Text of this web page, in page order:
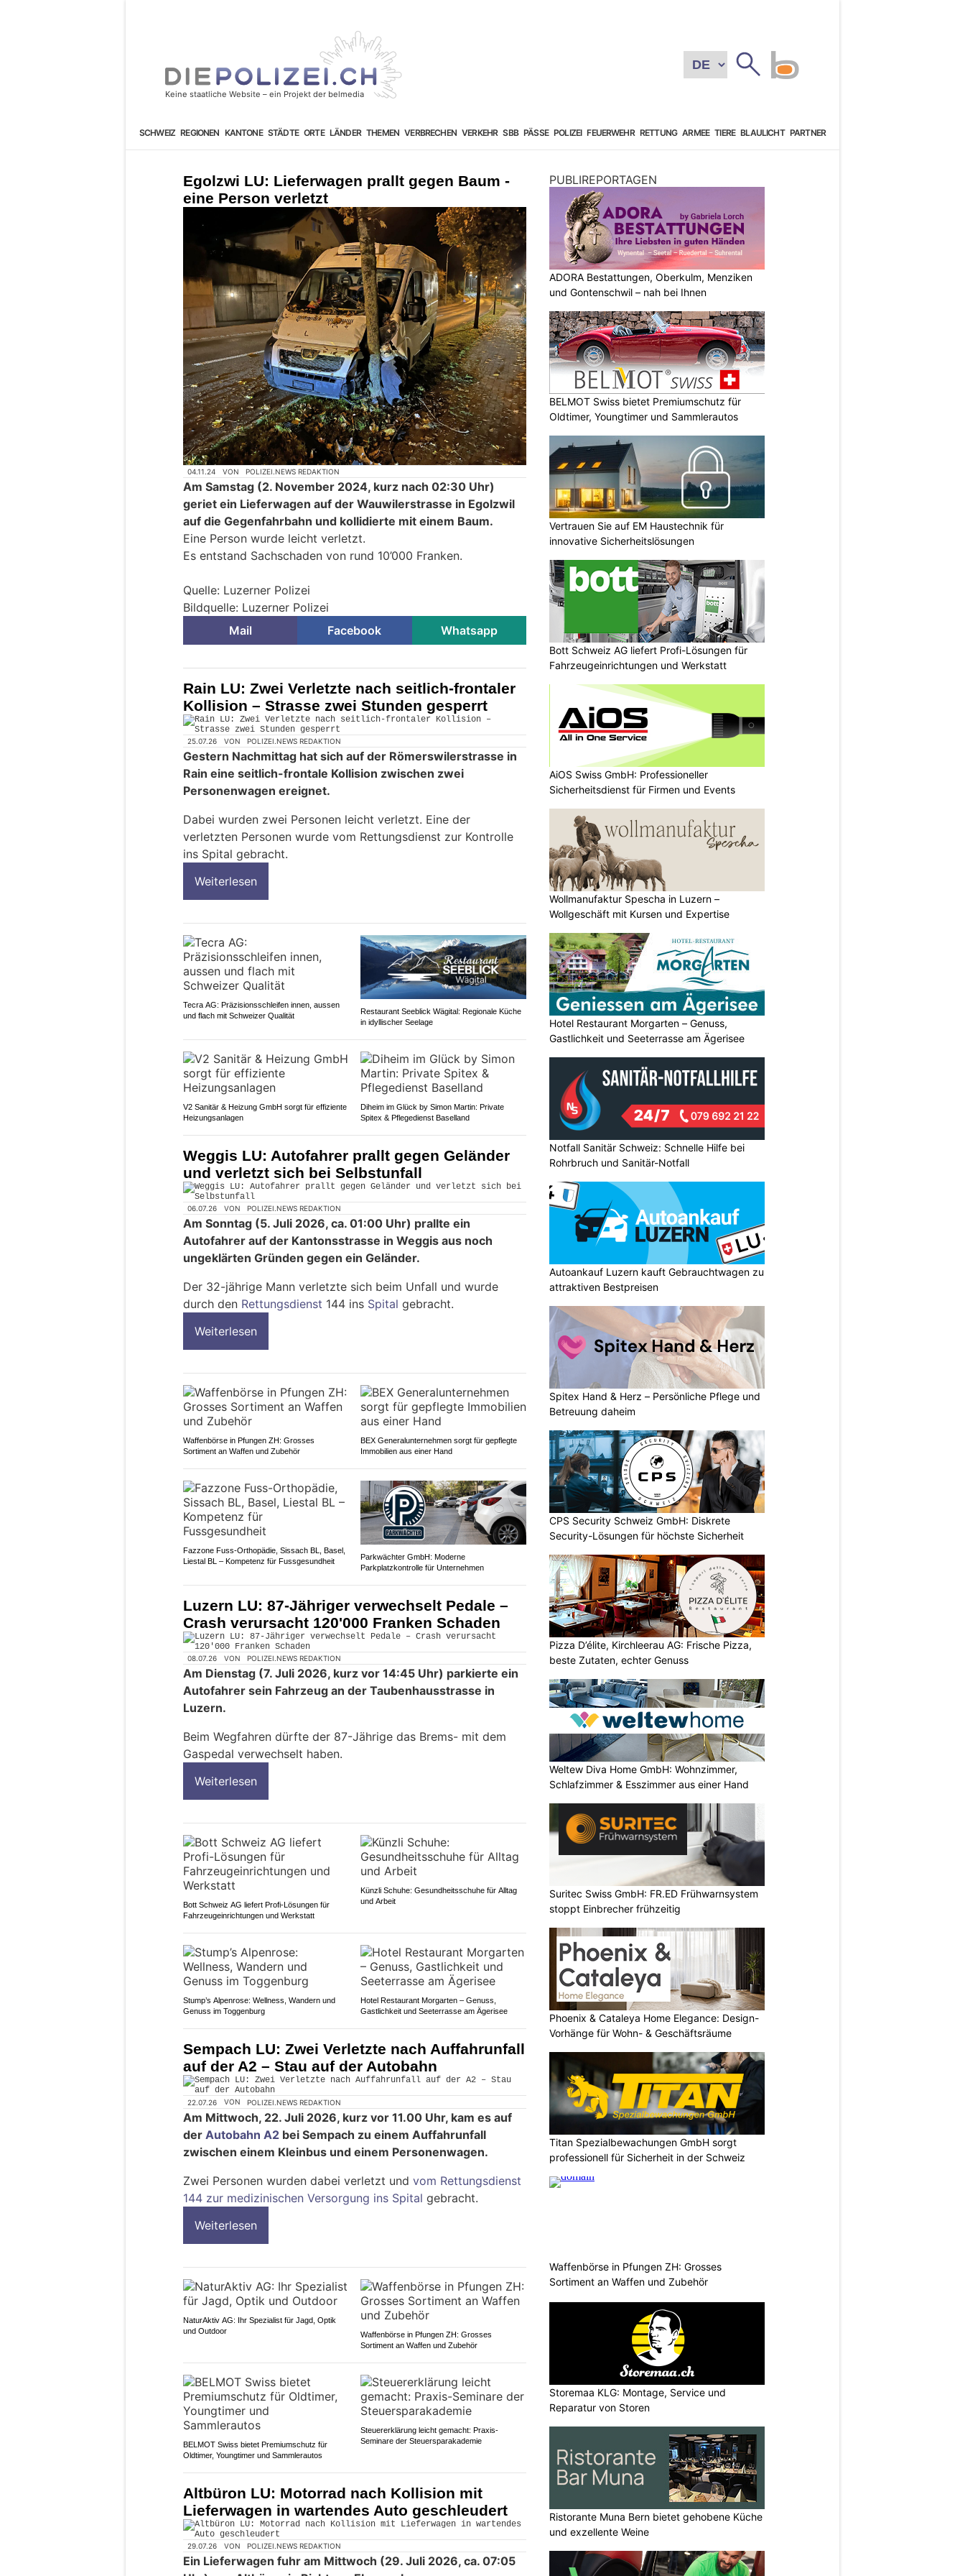
SCHWEIZ REGIONEN KANTONE STÄDTE ORTE LÄNDER THEMEN VERBRECHEN VERKEHR SBB PÄSSE POLIZEI FEUERWEHR RETTUNG ARMEE TIERE BLAULICHT PARTNER
Egolzwi LU: Lieferwagen prallt gegen Baum -
eine Person verletzt
04.11.24 VON POLIZEI.NEWS REDAKTION
Am Samstag (2. November 2024, kurz nach 02:30 Uhr)
geriet ein Lieferwagen auf der Wauwilerstrasse in Egolzwil
auf die Gegenfahrbahn und kollidierte mit einem Baum.
Eine Person wurde leicht verletzt.
Es entstand Sachschaden von rund 10’000 Franken.
Quelle: Luzerner Polizei
Bildquelle: Luzerner Polizei
Mail
Facebook Whatsapp
Rain LU: Zwei Verletzte nach seitlich-frontaler
Kollision – Strasse zwei Stunden gesperrt
25.07.26 VON POLIZEI.NEWS REDAKTION
Gestern Nachmittag hat sich auf der Römerswilerstrasse in
Rain eine seitlich-frontale Kollision zwischen zwei
Personenwagen ereignet.
Dabei wurden zwei Personen leicht verletzt. Eine der
verletzten Personen wurde vom Rettungsdienst zur Kontrolle
ins Spital gebracht.
Weiterlesen
Tecra AG: Präzisionsschleifen innen, aussen
und flach mit Schweizer Qualität
Restaurant Seeblick Wägital: Regionale Küche
in idyllischer Seelage
V2 Sanitär & Heizung GmbH sorgt für effiziente
Heizungsanlagen
Diheim im Glück by Simon Martin: Private
Spitex & Pflegedienst Baselland
Weggis LU: Autofahrer prallt gegen Geländer
und verletzt sich bei Selbstunfall
06.07.26 VON POLIZEI.NEWS REDAKTION
Am Sonntag (5. Juli 2026, ca. 01:00 Uhr) prallte ein
Autofahrer auf der Kantonsstrasse in Weggis aus noch
ungeklärten Gründen gegen ein Geländer.
Der 32-jährige Mann verletzte sich beim Unfall und wurde
durch den Rettungsdienst 144 ins Spital gebracht.
Weiterlesen
Waffenbörse in Pfungen ZH: Grosses
Sortiment an Waffen und Zubehör
BEX Generalunternehmen sorgt für gepflegte
Immobilien aus einer Hand
Fazzone Fuss-Orthopädie, Sissach BL, Basel,
Liestal BL – Kompetenz für Fussgesundheit
Parkwächter GmbH: Moderne
Parkplatzkontrolle für Unternehmen
Luzern LU: 87-Jähriger verwechselt Pedale –
Crash verursacht 120'000 Franken Schaden
08.07.26 VON POLIZEI.NEWS REDAKTION
Am Dienstag (7. Juli 2026, kurz vor 14:45 Uhr) parkierte ein
Autofahrer sein Fahrzeug an der Taubenhausstrasse in
Luzern.
Beim Wegfahren dürfte der 87-Jährige das Brems- mit dem
Gaspedal verwechselt haben.
Weiterlesen
Bott Schweiz AG liefert Profi-Lösungen für
Fahrzeugeinrichtungen und Werkstatt
Künzli Schuhe: Gesundheitsschuhe für Alltag
und Arbeit
Stump’s Alpenrose: Wellness, Wandern und
Genuss im Toggenburg
Hotel Restaurant Morgarten – Genuss,
Gastlichkeit und Seeterrasse am Ägerisee
Sempach LU: Zwei Verletzte nach Auffahrunfall
auf der A2 – Stau auf der Autobahn
22.07.26 VON POLIZEI.NEWS REDAKTION
Am Mittwoch, 22. Juli 2026, kurz vor 11.00 Uhr, kam es auf
der Autobahn A2 bei Sempach zu einem Auffahrunfall
zwischen einem Kleinbus und einem Personenwagen.
Zwei Personen wurden dabei verletzt und vom Rettungsdienst
144 zur medizinischen Versorgung ins Spital gebracht.
Weiterlesen
NaturAktiv AG: Ihr Spezialist für Jagd, Optik
und Outdoor
Waffenbörse in Pfungen ZH: Grosses
Sortiment an Waffen und Zubehör
BELMOT Swiss bietet Premiumschutz für
Oldtimer, Youngtimer und Sammlerautos
Steuererklärung leicht gemacht: Praxis-
Seminare der Steuersparakademie
Altbüron LU: Motorrad nach Kollision mit
Lieferwagen in wartendes Auto geschleudert
29.07.26 VON POLIZEI.NEWS REDAKTION
Ein Lieferwagen fuhr am Mittwoch (29. Juli 2026, ca. 07:05
PUBLIREPORTAGEN
ADORA Bestattungen, Oberkulm, Menziken
und Gontenschwil – nah bei Ihnen
BELMOT Swiss bietet Premiumschutz für
Oldtimer, Youngtimer und Sammlerautos
Vertrauen Sie auf EM Haustechnik für
innovative Sicherheitslösungen
Bott Schweiz AG liefert Profi-Lösungen für
Fahrzeugeinrichtungen und Werkstatt
AiOS Swiss GmbH: Professioneller
Sicherheitsdienst für Firmen und Events
Wollmanufaktur Spescha in Luzern –
Wollgeschäft mit Kursen und Expertise
Hotel Restaurant Morgarten – Genuss,
Gastlichkeit und Seeterrasse am Ägerisee
Notfall Sanitär Schweiz: Schnelle Hilfe bei
Rohrbruch und Sanitär-Notfall
Autoankauf Luzern kauft Gebrauchtwagen zu
attraktiven Bestpreisen
Spitex Hand & Herz – Persönliche Pflege und
Betreuung daheim
CPS Security Schweiz GmbH: Diskrete
Security-Lösungen für höchste Sicherheit
Pizza D’élite, Kirchleerau AG: Frische Pizza,
beste Zutaten, echter Genuss
Weltew Diva Home GmbH: Wohnzimmer,
Schlafzimmer & Esszimmer aus einer Hand
Suritec Swiss GmbH: FR.ED Frühwarnsystem
stoppt Einbrecher frühzeitig
Phoenix & Cataleya Home Elegance: Design-
Vorhänge für Wohn- & Geschäftsräume
Titan Spezialbewachungen GmbH sorgt
professionell für Sicherheit in der Schweiz
Waffenbörse in Pfungen ZH: Grosses
Sortiment an Waffen und Zubehör
Storemaa KLG: Montage, Service und
Reparatur von Storen
Ristorante Muna Bern bietet gehobene Küche
und exzellente Weine